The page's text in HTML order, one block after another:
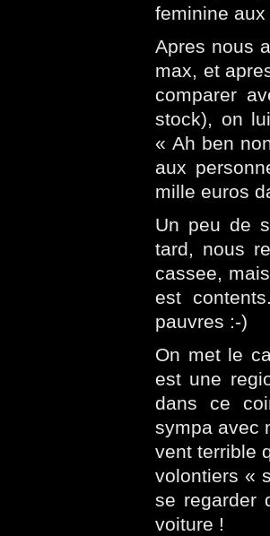
feminine
Apres nous
max, et
comparer
stock), on
« Ah ben
aux
mille euros
Un peu de
tard, nous
cassee,
est
pauvres :-)
On met le
est une
dans ce
sympa avec
vent terrible
volontiers «
se regarder
voiture !